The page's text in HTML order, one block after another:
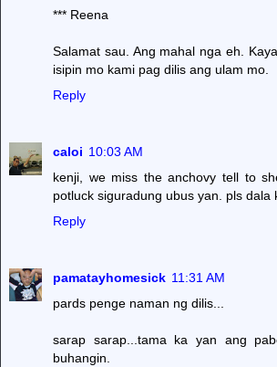
*** Reena
Salamat sau. Ang mahal nga eh.
isipin mo kami pag dilis ang ulam mo.
Reply
caloi 10:03 AM
kenji, we miss the anchovy tell to
potluck siguradung ubus yan. pls dala
Reply
pamatayhomesick 11:31 AM
pards penge naman ng dilis...
sarap sarap...tama ka yan ang
buhangin.